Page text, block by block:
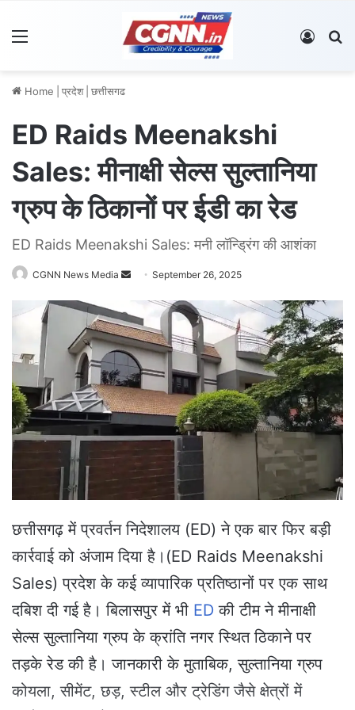
Log In
Home प्रदेश छत्तीसगढ
ED Raids Meenakshi
Sales: मीनाक्षी सेल्स सुल्तानिया
ग्रुप के ठिकानों पर ईडी का रेड
ED Raids Meenakshi Sales: मनी लॉन्ड्रिंग की आशंका
CGNN News Media
n
d
a
n
e
m
a
September 26, 2025
छत्तीसगढ़ में प्रवर्तन निदेशालय (ED) ने एक बार फिर बड़ी
कार्रवाई को अंजाम दिया है।(ED Raids Meenakshi
Sales) प्रदेश के कई व्यापारिक प्रतिष्ठानों पर एक साथ
दबिश दी गई है। बिलासपुर में भी ED की टीम ने मीनाक्षी
सेल्स सुल्तानिया ग्रुप के क्रांति नगर स्थित ठिकाने पर
तड़के रेड की है। जानकारी के मुताबिक, सुल्तानिया ग्रुप
कोयला, सीमेंट, छड़, स्टील और ट्रेडिंग जैसे क्षेत्रों में